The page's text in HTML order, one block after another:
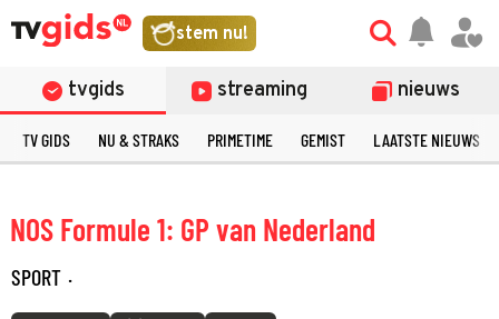
stem nu!
tvgids streaming nieuws
TV GIDS NU & STRAKS PRIMETIME GEMIST LAATSTE NIEUWS
NOS Formule 1: GP van Nederland
SPORT ·